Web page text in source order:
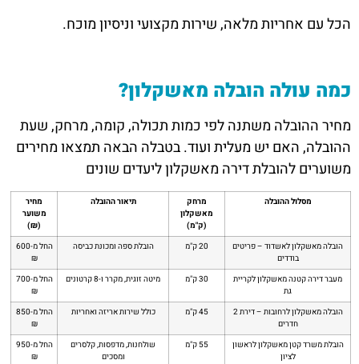
הכל עם אחריות מלאה, שירות מקצועי וניסיון מוכח.
כמה עולה הובלה מאשקלון?
מחיר ההובלה משתנה לפי כמות תכולה, קומה, מרחק, שעת
ההובלה, האם יש מעלית ועוד. בטבלה הבאה תמצאו מחירים
משוערים להובלת דירה מאשקלון ליעדים שונים
מסלול ההובלה
מרחק
מאשקלון
(ק"מ)
תיאור ההובלה
מחיר
משוער
(₪)
הובלה מאשקלון לאשדוד – פריטים
בודדים
20 ק"מ הובלת ספה ומכונת כביסה
החל מ-600
₪
מעבר דירה קטנה מאשקלון לקריית
גת
30 ק"מ מיטה זוגית, מקרר ו-8 קרטונים
החל מ-700
₪
הובלה מאשקלון לרחובות – דירת 2
חדרים
45 ק"מ כולל שירות אריזה ואחריות
החל מ-850
₪
הובלת משרד קטן מאשקלון לראשון
לציון
55 ק"מ
שולחנות, מדפסות, קלסרים
ומסכים
החל מ-950
₪